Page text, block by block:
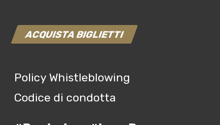
ACQUISTA BIGLIETTI
Policy Whistleblowing
Codice di condotta